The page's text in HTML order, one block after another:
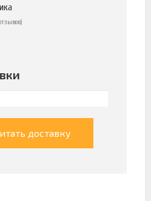
доставку